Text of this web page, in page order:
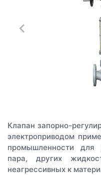
Клапан запорно-
электроприводом
промышленности для
пара, других
неагрессивных к